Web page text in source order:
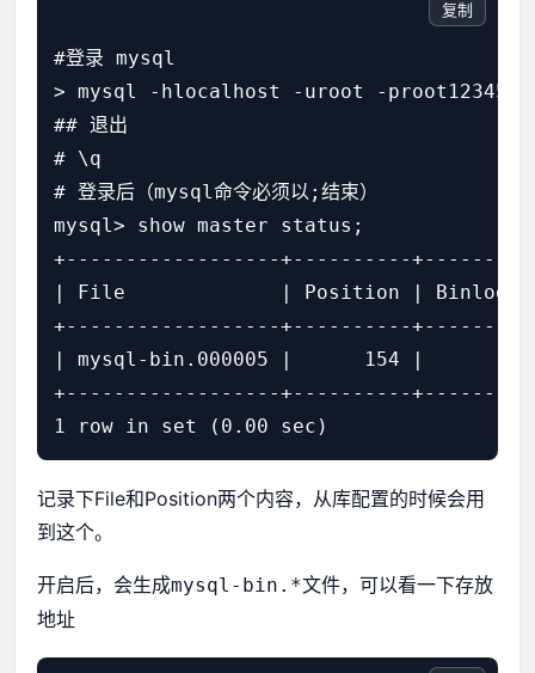
#登录 mysql
> mysql -hlocalhost -uroot -proot12345
## 退出
# \q
# 登录后（mysql命令必须以;结束）
mysql> show master status;
+------------------+----------
| File             | Position |
+------------------+----------
| mysql-bin.000005 |      154
+------------------+----------
复制
记录下File和Position两个内容，从库配置的时候会用
到这个。
开启后，会生成mysql-bin.*文件，可以看一下存放
地址